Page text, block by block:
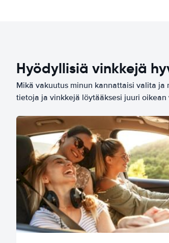
Hyödyllisiä vinkkejä
Mikä vakuutus minun kannattaisi valita
tietoja ja vinkkejä löytääksesi juuri oikean